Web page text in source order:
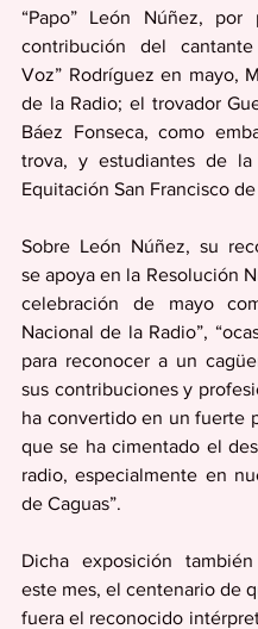
“Papo” León Núñez, por
contribución del
Voz” Rodríguez en mayo,
de la Radio; el trovador
Báez Fonseca, como
trova, y estudiantes de la
Equitación San Francisco de
Sobre León Núñez, su
se apoya en la Resolución
celebración de mayo
Nacional de la Radio”,
para reconocer a un
sus contribuciones y
ha convertido en un fuerte
que se ha cimentado el
radio, especialmente en
de Caguas”.
Dicha exposición
este mes, el centenario de
fuera el reconocido